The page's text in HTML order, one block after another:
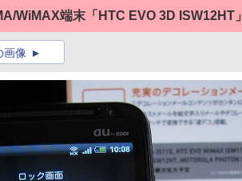
WiMAX端末「HTC EVO 3D ISW12HT」
画像